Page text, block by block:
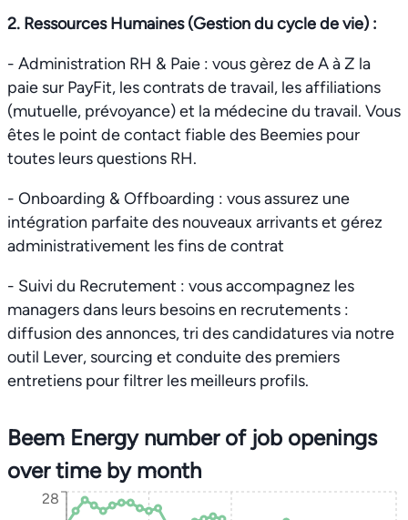
2. Ressources Humaines (Gestion du cycle de vie) :
- Administration RH & Paie : vous gèrez de A à Z la
paie sur PayFit, les contrats de travail, les affiliations
(mutuelle, prévoyance) et la médecine du travail. Vous
êtes le point de contact fiable des Beemies pour
toutes leurs questions RH.
- Onboarding & Offboarding : vous assurez une
intégration parfaite des nouveaux arrivants et gérez
administrativement les fins de contrat
- Suivi du Recrutement : vous accompagnez les
managers dans leurs besoins en recrutements :
diffusion des annonces, tri des candidatures via notre
outil Lever, sourcing et conduite des premiers
entretiens pour filtrer les meilleurs profils.
Beem Energy number of job openings
over time by month
28